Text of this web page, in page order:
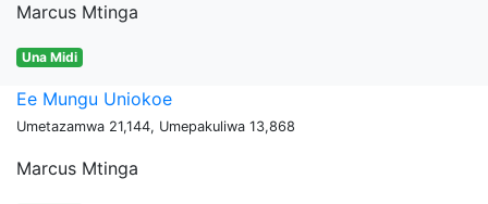
Marcus Mtinga
Una Midi
Ee Mungu Uniokoe
Umetazamwa 21,144, Umepakuliwa 13,868
Marcus Mtinga